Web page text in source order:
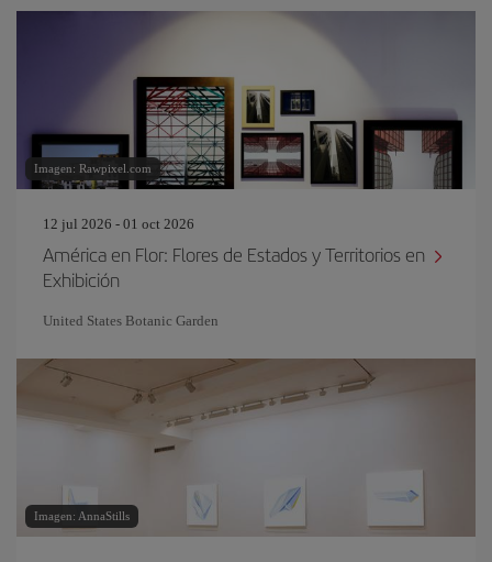
Imagen: Rawpixel.com
12 jul 2026 - 01 oct 2026
América en Flor: Flores de Estados y Territorios en
Exhibición
United States Botanic Garden
Imagen: AnnaStills